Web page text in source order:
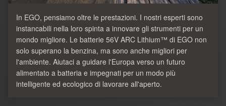
In EGO, pensiamo oltre le prestazioni. I nostri esperti sono
instancabili nella loro spinta a innovare gli strumenti per un
mondo migliore. Le batterie 56V ARC Lithium™ di EGO non
solo superano la benzina, ma sono anche migliori per
l'ambiente. Aiutaci a guidare l'Europa verso un futuro
alimentato a batteria e impegnati per un modo più
intelligente ed ecologico di lavorare all'aperto.